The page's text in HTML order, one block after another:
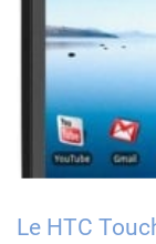
Le HTC